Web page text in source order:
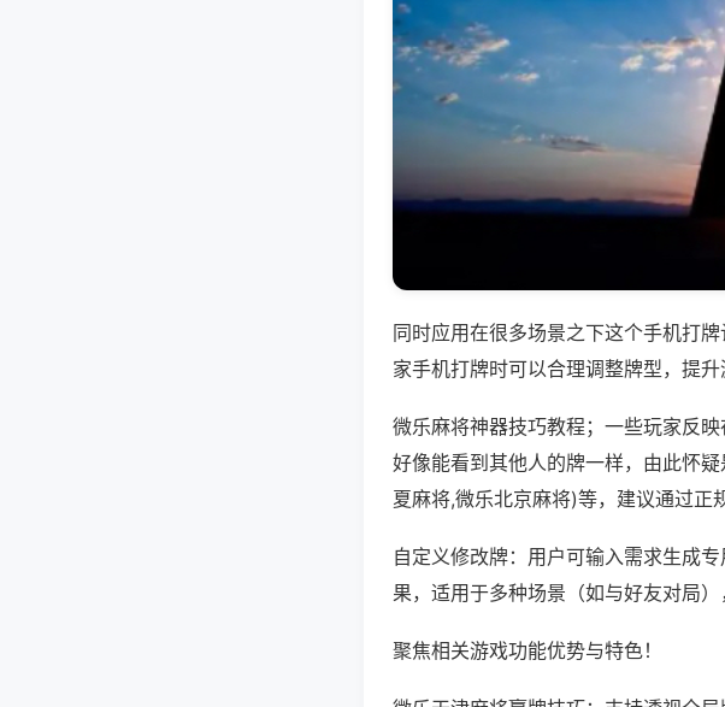
同时应用在很多场景之下这个手机打
家手机打牌时可以合理调整牌型，提
微乐麻将神器技巧教程；一些玩家反
好像能看到其他人的牌一样，由此怀
夏麻将,微乐北京麻将)等，建议通过正
自定义修改牌：用户可输入需求生成
果，适用于多种场景（如与好友对局
聚焦相关游戏功能优势与特色！